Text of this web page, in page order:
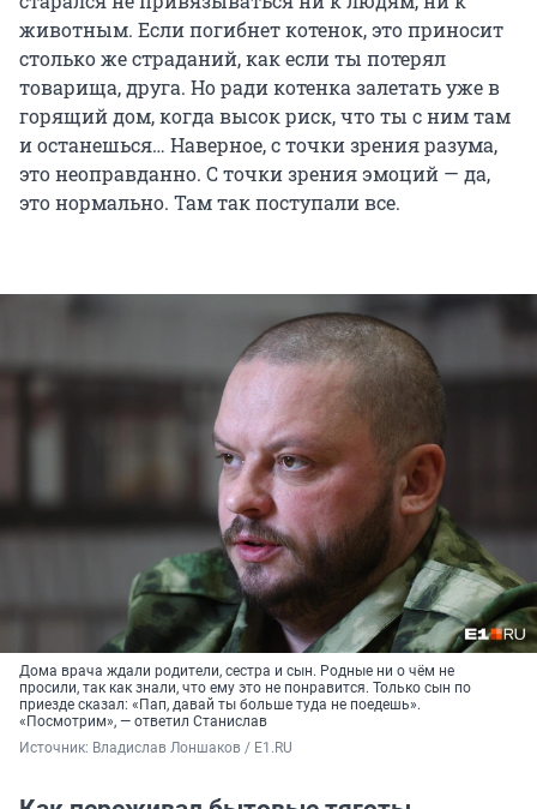
животным. Если погибнет котенок, это приносит
столько же страданий, как если ты потерял
товарища, друга. Но ради котенка залетать уже в
горящий дом, когда высок риск, что ты с ним там
и останешься… Наверное, с точки зрения разума,
это неоправданно. С точки зрения эмоций — да,
это нормально. Там так поступали все.
Дома врача ждали родители, сестра и сын. Родные ни о чём не
просили, так как знали, что ему это не понравится. Только сын по
приезде сказал: «Пап, давай ты больше туда не поедешь».
«Посмотрим», — ответил Станислав
Источник: Владислав Лоншаков / E1.RU